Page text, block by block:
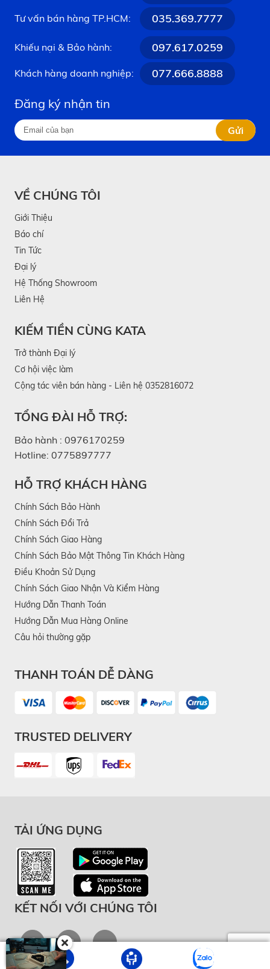
Tư vấn bán hàng TP.HCM: 035.369.7777
Khiếu nại & Bảo hành: 097.617.0259
Khách hàng doanh nghiệp: 077.666.8888
Đăng ký nhận tin
Gửi
VỀ CHÚNG TÔI
Giới Thiệu
Báo chí
Tin Tức
Đại lý
Hệ Thống Showroom
Liên Hệ
KIẾM TIỀN CÙNG KATA
Trở thành Đại lý
Cơ hội việc làm
Cộng tác viên bán hàng - Liên hệ 0352816072
TỔNG ĐÀI HỖ TRỢ:
Bảo hành : 0976170259
Hotline: 0775897777
HỖ TRỢ KHÁCH HÀNG
Chính Sách Bảo Hành
Chính Sách Đổi Trả
Chính Sách Giao Hàng
Chính Sách Bảo Mật Thông Tin Khách Hàng
Điều Khoản Sử Dụng
Chính Sách Giao Nhận Và Kiểm Hàng
Hướng Dẫn Thanh Toán
Hướng Dẫn Mua Hàng Online
Câu hỏi thường gặp
THANH TOÁN DỄ DÀNG
TRUSTED DELIVERY
TẢI ỨNG DỤNG
KẾT NỐI VỚI CHÚNG TÔI